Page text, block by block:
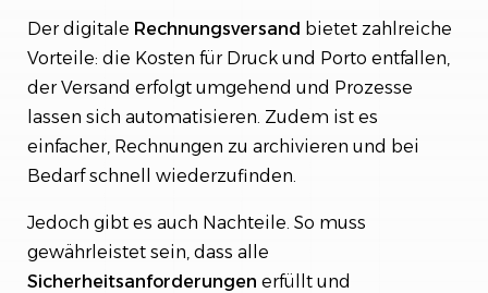
Der digitale Rechnungsversand bietet zahlreiche
Vorteile: die Kosten für Druck und Porto entfallen,
der Versand erfolgt umgehend und Prozesse
lassen sich automatisieren. Zudem ist es
einfacher, Rechnungen zu archivieren und bei
Bedarf schnell wiederzufinden.
Jedoch gibt es auch Nachteile. So muss
gewährleistet sein, dass alle
Sicherheitsanforderungen erfüllt und